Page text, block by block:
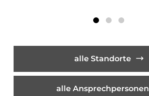
alle Standorte
alle Ansprechpersonen